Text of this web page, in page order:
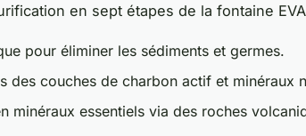
en sept étapes de la fontaine
pour éliminer les sédiments et germes.
des couches de charbon actif et minéraux
minéraux essentiels via des roches